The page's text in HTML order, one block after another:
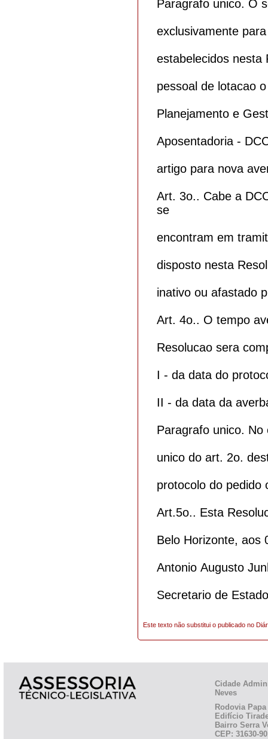
Paragrafo unico. O
exclusivamente
estabelecidos nesta
pessoal de lotacao
Planejamento e
Aposentadoria -
artigo para nova
Art. 3o.. Cabe a
se
encontram em
disposto nesta
inativo ou afastado
Art. 4o.. O tempo
Resolucao sera
I - da data do
II - da data da
Paragrafo unico.
unico do art. 2o.
protocolo do pedido
Art.5o.. Esta
Belo Horizonte, aos
Antonio Augusto
Secretario de
Este texto não substitui o publicado no
Cidade
Neves
Rodovia
Edifício
Bairro Serra
CEP: 31630-